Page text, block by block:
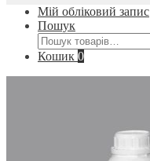
Мій обліковий запис
Пошук
Шукати:
Кошик 0